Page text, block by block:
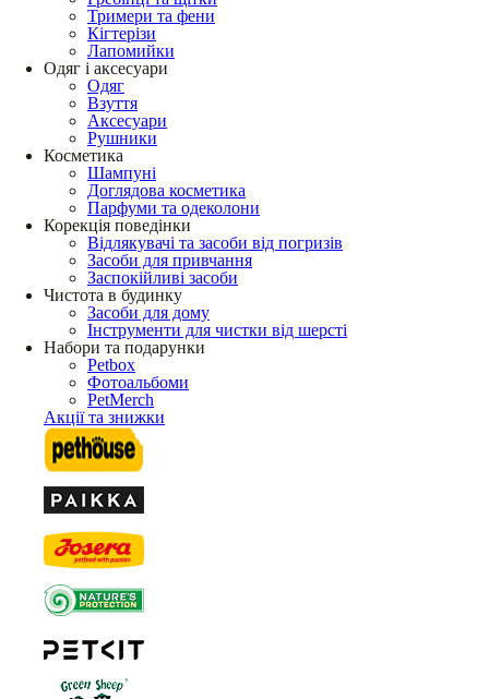
Тримери та фени
Кігтерізи
Лапомийки
Одяг і аксесуари
Одяг
Взуття
Аксесуари
Рушники
Косметика
Шампуні
Доглядова косметика
Парфуми та одеколони
Корекція поведінки
Відлякувачі та засоби від погризів
Засоби для привчання
Заспокійливі засоби
Чистота в будинку
Засоби для дому
Інструменти для чистки від шерсті
Набори та подарунки
Petbox
Фотоальбоми
PetMerch
Акції та знижки